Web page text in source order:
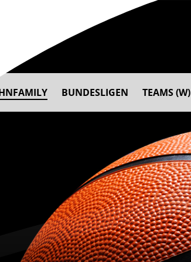
BUNDESLIGEN TEAMS (W)